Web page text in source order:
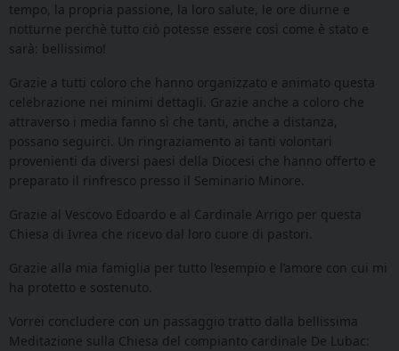
tempo, la propria passione, la loro salute, le ore diurne e
notturne perchè tutto ciò potesse essere così come è stato e
sarà: bellissimo!
Grazie a tutti coloro che hanno organizzato e animato questa
celebrazione nei minimi dettagli. Grazie anche a coloro che
attraverso i media fanno sì che tanti, anche a distanza,
possano seguirci. Un ringraziamento ai tanti volontari
provenienti da diversi paesi della Diocesi che hanno offerto e
preparato il rinfresco presso il Seminario Minore.
Grazie al Vescovo Edoardo e al Cardinale Arrigo per questa
Chiesa di Ivrea che ricevo dal loro cuore di pastori.
Grazie alla mia famiglia per tutto l’esempio e l’amore con cui mi
ha protetto e sostenuto.
Vorrei concludere con un passaggio tratto dalla bellissima
Meditazione sulla Chiesa del compianto cardinale De Lubac: